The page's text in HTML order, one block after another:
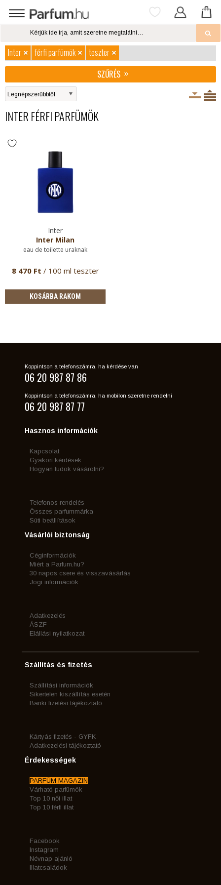
Inter férfi parfümök
teszter
SZŰRÉS
INTER FÉRFI PARFÜMÖK
Inter
Inter Milan
eau de toilette uraknak
8 470 Ft / 100 ml teszter
KOSÁRBA RAKOM
Koppintson a telefonszámra, ha kérdése van
06 20 987 87 86
Koppintson a telefonszámra, ha mobilon szeretne rendelni
06 20 987 87 77
Hasznos információk
Kapcsolat
Gyakori kérdések
Hogyan tudok vásárolni?
Telefonos rendelés
Összes parfummárka
Süti beállítások
Vásárlói biztonság
Céginformációk
Miért a Parfum.hu?
30 napos csere és visszavásárlás
Jogi információk
Adatkezelés
ÁSZF
Elállási nyilatkozat
Szállítás és fizetés
Szállítási információk
Sikertelen kiszállítás esetén
Banki fizetési tájékoztató
Kártyás fizetés - GYFK
Adatkezelési tájékoztató
Érdekességek
PARFÜM MAGAZIN
Várható parfümök
Top 10 női illat
Top 10 férfi illat
Facebook
Instagram
Névnap ajánló
Illatcsaládok